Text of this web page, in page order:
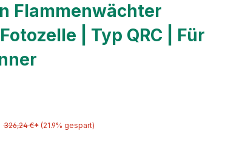
Flammenwächter
| Typ QRC | Für
326,24 €* (21.9% gespart)